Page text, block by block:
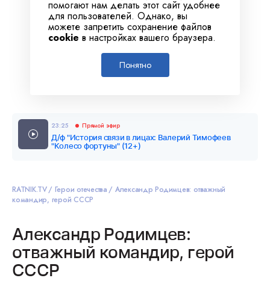
помогают нам делать этот сайт удобнее
для пользователей. Однако, вы
можете запретить сохранение файлов
cookie в настройках вашего браузера.
Понятно
23:25 Прямой эфир
Д/ф "История связи в лицах: Валерий Тимофеев
"Колесо фортуны" (12+)
RATNIK.TV Герои отечества
Александр Родимцев: отважный
командир, герой СССР
Александр Родимцев:
отважный командир, герой
СССР